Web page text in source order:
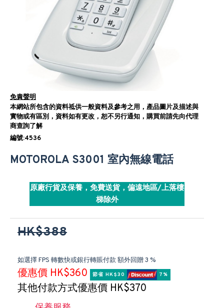
免責聲明
本網站所包含的資料祗供一般資料及參考之用，產品圖片及描述與
實物或有區別，資料如有更改，恕不另行通知，購買前請先向代理
商查詢了解
編號:4536
MOTOROLA S3001 室內無線電話
原廠行貨及保養，免費送貨，偏遠地區/上落樓
梯除外
HK$388
如選擇 FPS 轉數快或銀行轉賬付款 額外回贈 3 %
優惠價 HK$360 節省 HK$30 7%
其他付款方式優惠價 HK$370